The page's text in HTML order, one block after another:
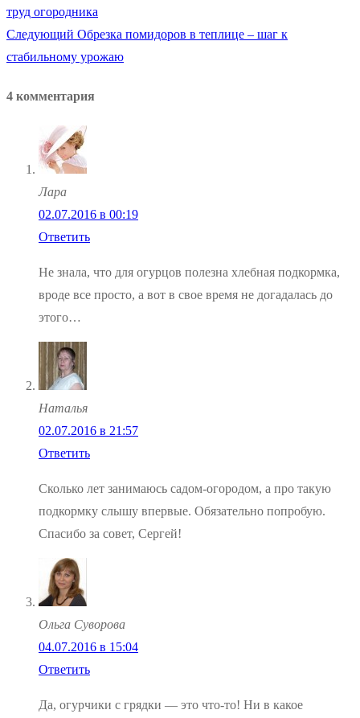
по
записям
запись:
труд огородника
Следующий Следующая
запись:
Обрезка помидоров в теплице – шаг к
стабильному урожаю
4 комментария
Лара
02.07.2016 в 00:19
Ответить
Не знала, что для огурцов полезна хлебная подкормка,
вроде все просто, а вот в свое время не догадалась до
этого…
Наталья
02.07.2016 в 21:57
Ответить
Сколько лет занимаюсь садом-огородом, а про такую
подкормку слышу впервые. Обязательно попробую.
Спасибо за совет, Сергей!
Ольга Суворова
04.07.2016 в 15:04
Ответить
Да, огурчики с грядки — это что-то! Ни в какое